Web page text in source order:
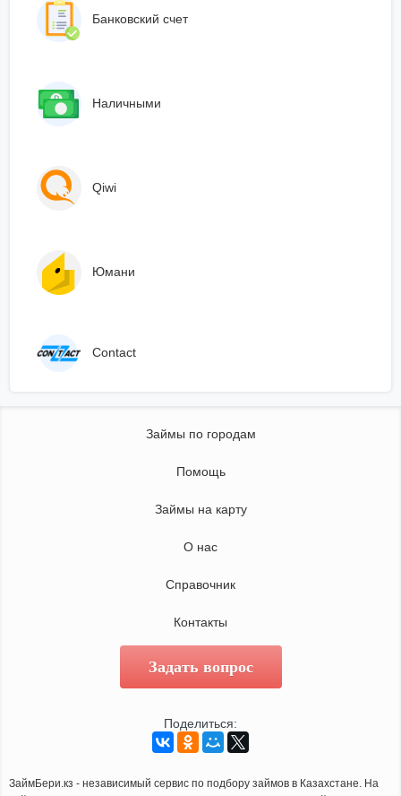
Банковский счет
Наличными
Qiwi
Юмани
Сontact
Займы по городам
Помощь
Займы на карту
О нас
Справочник
Контакты
Задать вопрос
Поделиться:
ЗаймБери.кз - независимый сервис по подбору займов в Казахстане. На